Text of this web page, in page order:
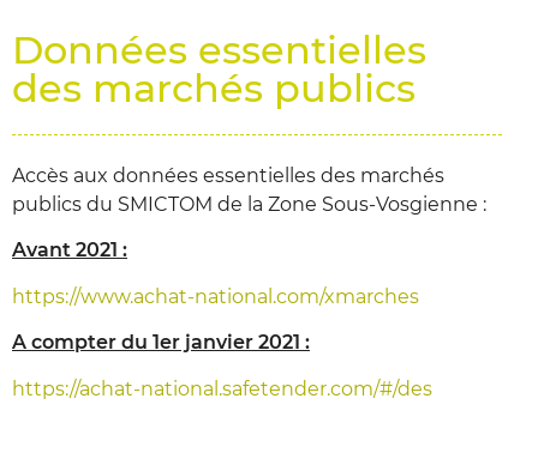
Données essentielles
des marchés publics
Accès aux données essentielles des marchés
publics du SMICTOM de la Zone Sous-Vosgienne :
Avant 2021 :
https://www.achat-national.com/xmarches
A compter du 1er janvier 2021 :
https://achat-national.safetender.com/#/des